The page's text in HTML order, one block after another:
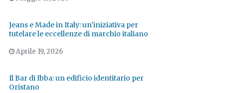
Jeans e Made in Italy: un'iniziativa per
tutelare le eccellenze di marchio italiano
Aprile 19, 2026
Il Bar di Ibba: un edificio identitario per
Oristano